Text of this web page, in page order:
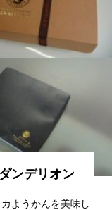
ンデリオン
ようかんを美味し